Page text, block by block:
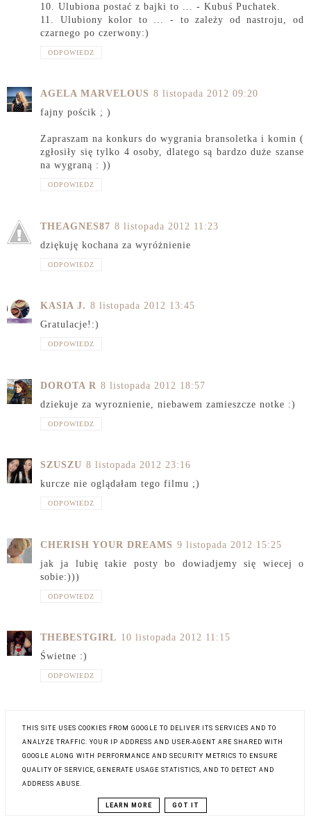
10. Ulubiona postać z bajki to ... - Kubuś Puchatek.
11. Ulubiony kolor to ... - to zależy od nastroju, od
czarnego po czerwony:)
ODPOWIEDZ
AGELA MARVELOUS 8 listopada 2012 09:20
fajny pościk ; )
Zapraszam na konkurs do wygrania bransoletka i komin (
zgłosiły się tylko 4 osoby, dlatego są bardzo duże szanse
na wygraną : ))
ODPOWIEDZ
THEAGNES87 8 listopada 2012 11:23
dziękuję kochana za wyróżnienie
ODPOWIEDZ
KASIA J. 8 listopada 2012 13:45
Gratulacje!:)
ODPOWIEDZ
DOROTA R 8 listopada 2012 18:57
dziekuje za wyroznienie, niebawem zamieszcze notke :)
ODPOWIEDZ
SZUSZU 8 listopada 2012 23:16
kurcze nie oglądałam tego filmu ;)
ODPOWIEDZ
CHERISH YOUR DREAMS 9 listopada 2012 15:25
jak ja lubię takie posty bo dowiadjemy się wiecej o
sobie:)))
ODPOWIEDZ
THEBESTGIRL 10 listopada 2012 11:15
Świetne :)
ODPOWIEDZ
ODPOWIEDZ
THIS SITE USES COOKIES FROM GOOGLE TO DELIVER ITS SERVICES AND TO
ANALYZE TRAFFIC. YOUR IP ADDRESS AND USER-AGENT ARE SHARED WITH
GOOGLE ALONG WITH PERFORMANCE AND SECURITY METRICS TO ENSURE
QUALITY OF SERVICE, GENERATE USAGE STATISTICS, AND TO DETECT AND
ADDRESS ABUSE.
LEARN MORE GOT IT